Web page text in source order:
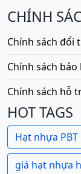
CHÍNH
Chính sách đổi
Chính sách bảo
Chính sách hỗ
HOT TAGS
Hạt nhựa PBT
giá hạt nhựa